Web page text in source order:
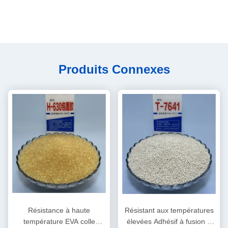
Produits Connexes
Résistance à haute
température EVA colle
Résistant aux températures
élevées Adhésif à fusion à